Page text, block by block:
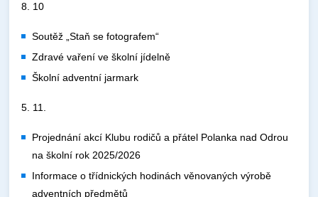
8. 10
Soutěž „Staň se fotografem“
Zdravé vaření ve školní jídelně
Školní adventní jarmark
5. 11.
Projednání akcí Klubu rodičů a přátel Polanka nad Odrou
na školní rok 2025/2026
Informace o třídnických hodinách věnovaných výrobě
adventních předmětů